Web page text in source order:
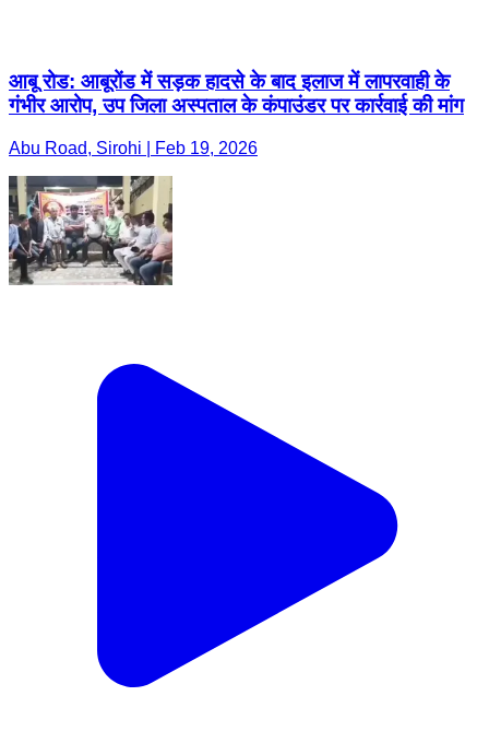
आबू रोड: आबूरोंड में सड़क हादसे के बाद इलाज में लापरवाही के
गंभीर आरोप, उप जिला अस्पताल के कंपाउंडर पर कार्रवाई की मांग
Abu Road, Sirohi | Feb 19, 2026